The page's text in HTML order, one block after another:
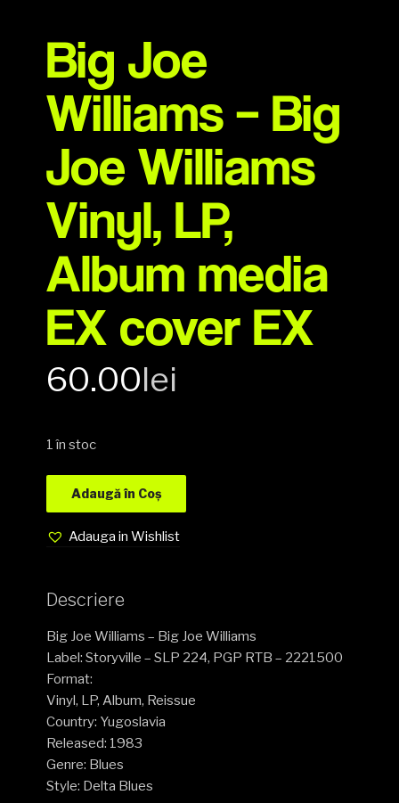
Big Joe
Williams – Big
Joe Williams
Vinyl, LP,
Album media
EX cover EX
60.00lei
1 în stoc
Adaugă în Coș
Adauga in Wishlist
Descriere
Big Joe Williams – Big Joe Williams
Label: Storyville – SLP 224, PGP RTB – 2221500
Format:
Vinyl, LP, Album, Reissue
Country: Yugoslavia
Released: 1983
Genre: Blues
Style: Delta Blues